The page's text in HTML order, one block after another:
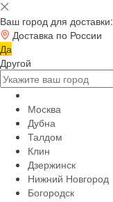
Ваш город для доставки:
Доставка по России
Да
Другой
Москва
Дубна
Талдом
Клин
Дзержинск
Нижний Новгород
Богородск